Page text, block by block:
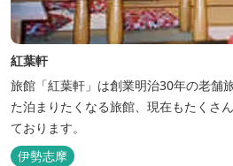
紅葉軒
旅館「紅葉軒」は創業明治30年の老舗
た泊まりたくなる旅館、現在もたくさ
ております。
伊勢志摩